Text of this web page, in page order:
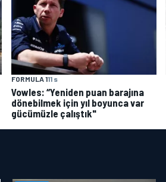
FORMULA 111 s
Vowles: “Yeniden puan barajına
dönebilmek için yıl boyunca var
gücümüzle çalıştık"